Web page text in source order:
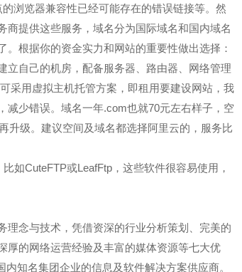
浏览器兼容性已经可能存在的错误链接等。然
商提供这些服务，域名分为国际域名和国内域名
。根据你的资金实力和网站的重要性做出选择：
立自己的机房，配备服务器、路由器、网络管理
采用虚拟主机托管方案，即租用要建设网站，我
少错误。域名一年.com也就70元左右样子，空
升级。建议空间及域名都选择阿里云的，服务比
如CuteFTP或LeafFtp，这些软件很容易使用，
理念与技术，凭借资深的行业分析策划、完美的
厚的网络运营经验及丰富的媒体资源等七大优
知名集团企业的信息及软件解决方案供应商。